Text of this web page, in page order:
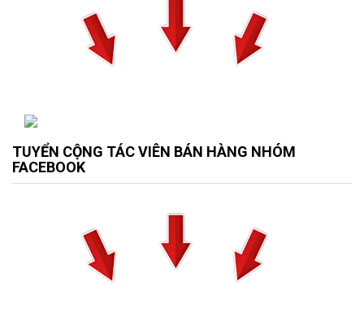
TUYỂN CỘNG TÁC VIÊN BÁN HÀNG NHÓM
FACEBOOK